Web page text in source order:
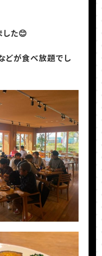
た😊
どが食べ放題でし